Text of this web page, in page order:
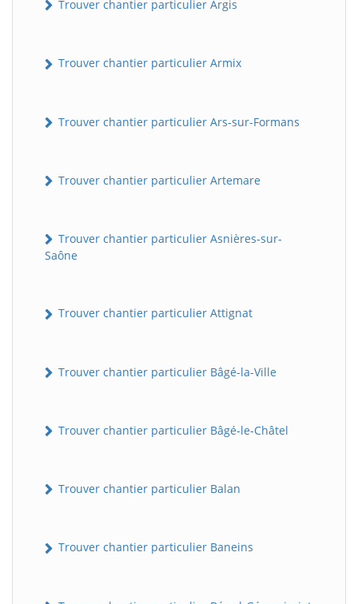
Trouver chantier particulier Argis
Trouver chantier particulier Armix
Trouver chantier particulier Ars-sur-Formans
Trouver chantier particulier Artemare
Trouver chantier particulier Asnières-sur-
Saône
Trouver chantier particulier Attignat
Trouver chantier particulier Bâgé-la-Ville
Trouver chantier particulier Bâgé-le-Châtel
Trouver chantier particulier Balan
Trouver chantier particulier Baneins